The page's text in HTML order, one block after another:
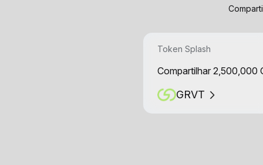
Token Splash
Compartilhar 2,500,000
GRVT